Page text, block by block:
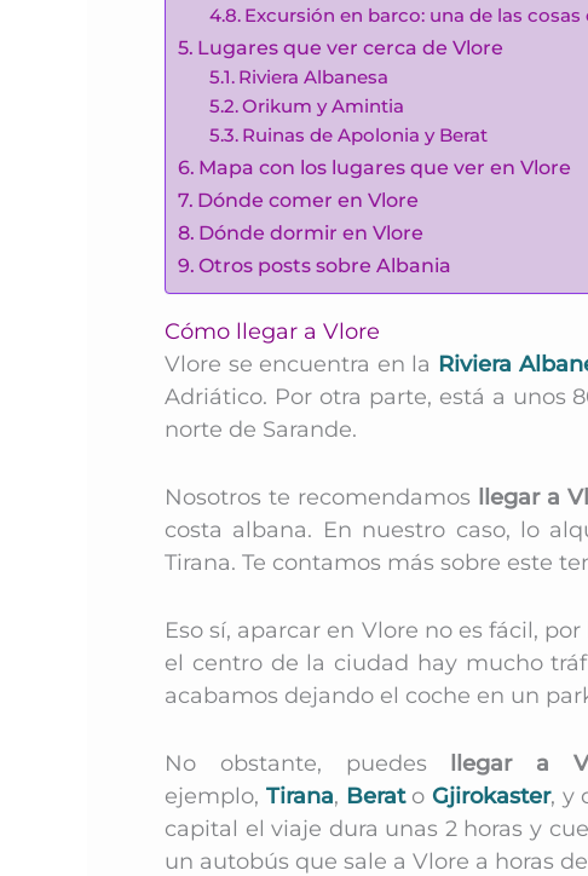
Excursión en barco: una de las
Lugares que ver cerca de Vlore
Riviera Albanesa
Orikum y Amintia
Ruinas de Apolonia y Berat
Mapa con los lugares que ver en Vlore
Dónde comer en Vlore
Dónde dormir en Vlore
Otros posts sobre Albania
Cómo llegar a Vlore
Vlore se encuentra en la Riviera
Adriático. Por otra parte, está a unos
norte de Sarande.
Nosotros te recomendamos llegar a
costa albana. En nuestro caso, lo
Tirana. Te contamos más sobre este
Eso sí, aparcar en Vlore no es fácil,
el centro de la ciudad hay mucho
acabamos dejando el coche en un
No obstante, puedes llegar a
ejemplo, Tirana, Berato Gjirokaster, y
capital el viaje dura unas 2 horas y
un autobús que sale a Vlore a horas